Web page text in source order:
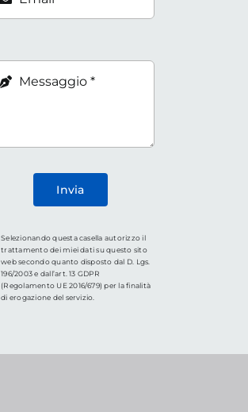
Invia
Selezionando questa casella autorizzo il
trattamento dei miei dati su questo sito
web secondo quanto disposto dal D. Lgs.
196/2003 e dall’art. 13 GDPR
(Regolamento UE 2016/679) per la finalità
di erogazione del servizio.